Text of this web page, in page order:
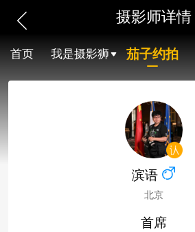
摄影师详情
首页 我是摄影狮 茄子约拍
滨语
北京
首席